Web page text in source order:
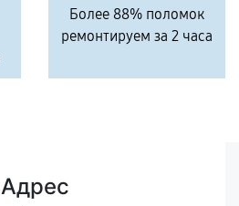
Более 88% поломок
ремонтируем за 2 часа
Адрес